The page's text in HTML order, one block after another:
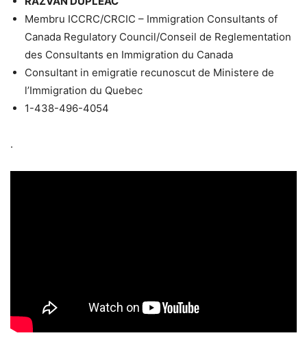
Membru ICCRC/CRCIC – Immigration Consultants of
Canada Regulatory Council/Conseil de Reglementation
des Consultants en Immigration du Canada
Consultant in emigratie recunoscut de Ministere de
l’Immigration du Quebec
1-438-496-4054
.